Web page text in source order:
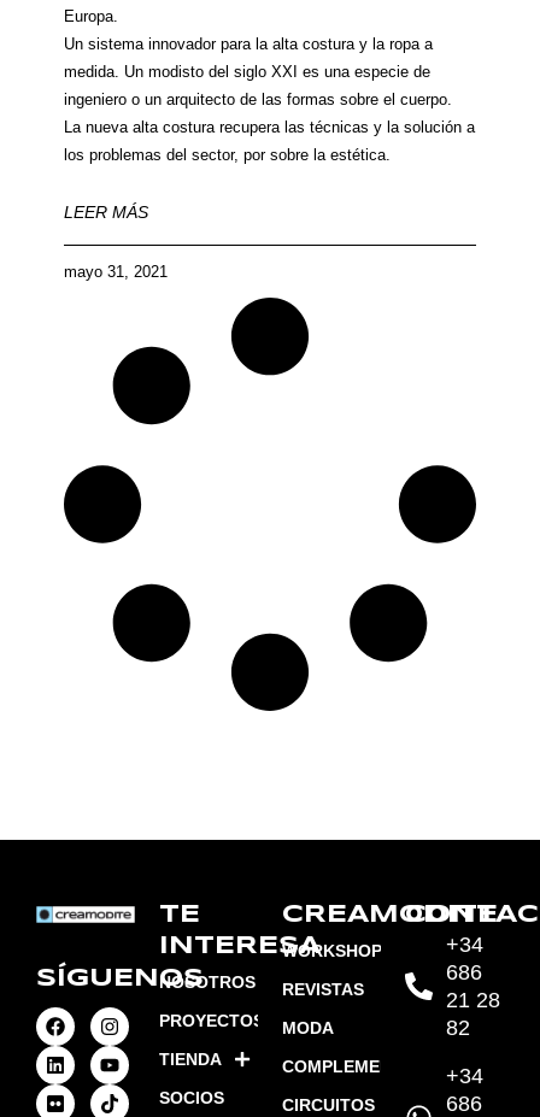
Europa.
Un sistema innovador para la alta costura y la ropa a
medida. Un modisto del siglo XXI es una especie de
ingeniero o un arquitecto de las formas sobre el cuerpo.
La nueva alta costura recupera las técnicas y la solución a
los problemas del sector, por sobre la estética.
LEER MÁS
mayo 31, 2021
SÍGUENOS
TE
INTERESA
NOSOTROS
PROYECTOS
TIENDA
SOCIOS
CREAMODITE
WORKSHOPS
REVISTAS
MODA
COMPLEMENTOS
CIRCUITOS
+34
686
21 28
82
+34
686